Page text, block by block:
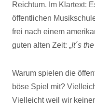
Reichtum. Im Klartext:
öffentlichen
frei nach einem
guten alten Zeit: „It´s
Warum spielen die
böse Spiel mit?
Vielleicht weil wir